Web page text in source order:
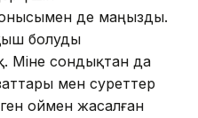
де маңызды.
болуды
Міне сондықтан да
мен суреттер
оймен жасалған